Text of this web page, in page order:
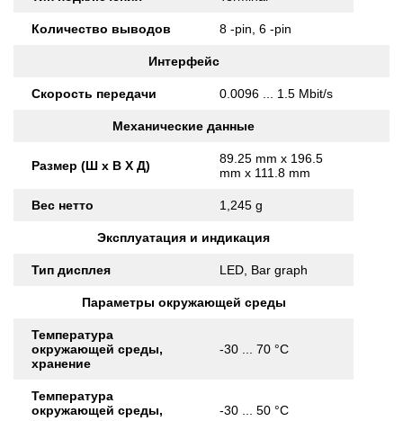
Количество выводов 8 -pin, 6 -pin
Интерфейс
Скорость передачи 0.0096 ... 1.5 Mbit/s
Механические данные
Размер (Ш x В X Д)
89.25 mm x 196.5
mm x 111.8 mm
Вес нетто 1,245 g
Эксплуатация и индикация
Тип дисплея LED, Bar graph
Параметры окружающей среды
Температура
окружающей среды,
хранение
-30 ... 70 °C
Температура
окружающей среды,
-30 ... 50 °C